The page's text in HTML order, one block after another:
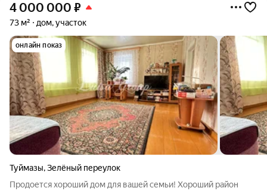
4 000 000 ₽
73 м² дом, участок
онлайн показ
Туймазы,Зелёный переулок
Продоется хороший дом для вашей семьи! Хороший район